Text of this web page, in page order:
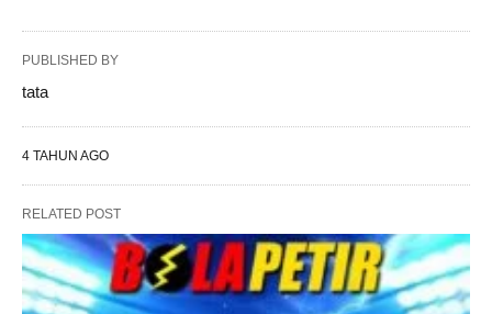
PUBLISHED BY
tata
4 TAHUN AGO
RELATED POST